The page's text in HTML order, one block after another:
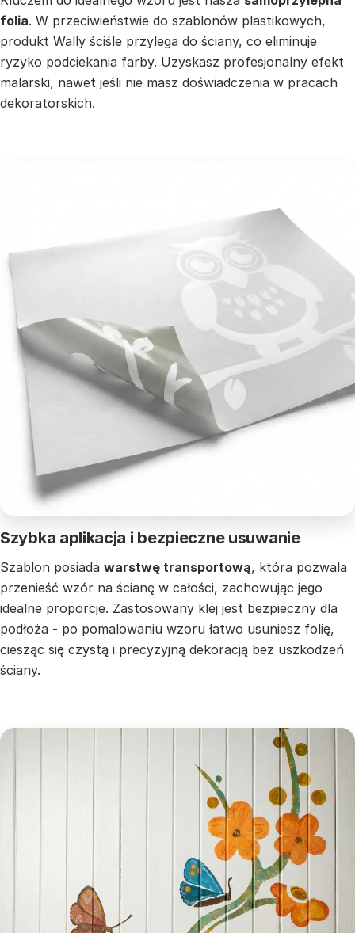
folia. W przeciwieństwie do szablonów plastikowych,
produkt Wally ściśle przylega do ściany, co eliminuje
ryzyko podciekania farby. Uzyskasz profesjonalny efekt
malarski, nawet jeśli nie masz doświadczenia w pracach
dekoratorskich.
Szybka aplikacja i bezpieczne usuwanie
Szablon posiada warstwę transportową, która pozwala
przenieść wzór na ścianę w całości, zachowując jego
idealne proporcje. Zastosowany klej jest bezpieczny dla
podłoża - po pomalowaniu wzoru łatwo usuniesz folię,
ciesząc się czystą i precyzyjną dekoracją bez uszkodzeń
ściany.